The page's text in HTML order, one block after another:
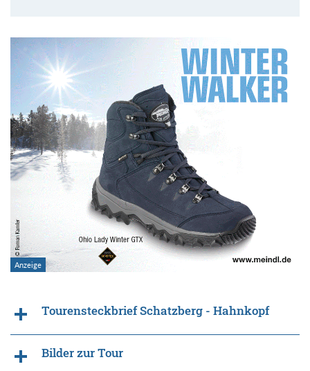
Tourensteckbrief Schatzberg - Hahnkopf
Bilder zur Tour